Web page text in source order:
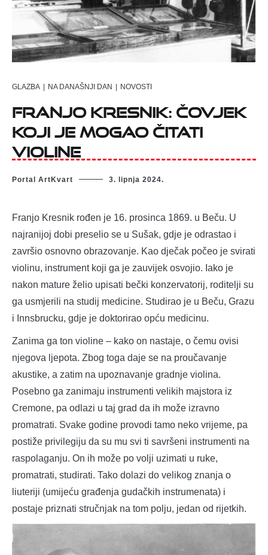
GLAZBA | NA DANAŠNJI DAN | NOVOSTI
Franjo Kresnik: čovjek
koji je mogao čitati
violine
Portal ArtKvart 3. lipnja 2024.
Franjo Kresnik rođen je 16. prosinca 1869. u Beču. U
najranijoj dobi preselio se u Sušak, gdje je odrastao i
završio osnovno obrazovanje. Kao dječak počeo je svirati
violinu, instrument koji ga je zauvijek osvojio. Iako je
nakon mature želio upisati bečki konzervatorij, roditelji su
ga usmjerili na studij medicine. Studirao je u Beču, Grazu
i Innsbrucku, gdje je doktorirao opću medicinu.
Zanima ga ton violine – kako on nastaje, o čemu ovisi
njegova ljepota. Zbog toga daje se na proučavanje
akustike, a zatim na upoznavanje gradnje violina.
Posebno ga zanimaju instrumenti velikih majstora iz
Cremone, pa odlazi u taj grad da ih može izravno
promatrati. Svake godine provodi tamo neko vrijeme, pa
postiže privilegiju da su mu svi ti savršeni instrumenti na
raspolaganju. On ih može po volji uzimati u ruke,
promatrati, studirati. Tako dolazi do velikog znanja o
liuteriji (umijeću građenja gudačkih instrumenata) i
postaje priznati stručnjak na tom polju, jedan od rijetkih.